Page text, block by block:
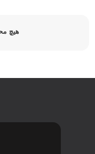
هیچ